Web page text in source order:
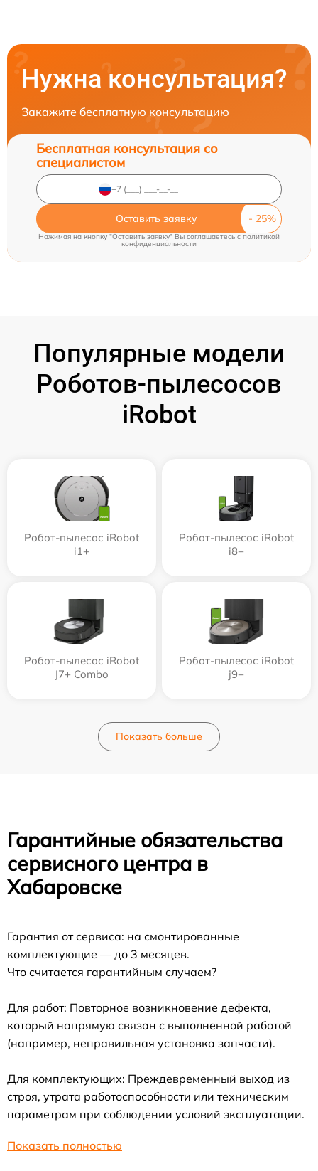
Нужна консультация?
Закажите бесплатную консультацию
Бесплатная консультация со
специалистом
Оставить заявку
Нажимая на кнопку "Оставить заявку" Вы соглашаетесь cполитикой
конфиденциальности
Популярные модели
Роботов-пылесосов
iRobot
Робот-пылесос iRobot
i1+
Робот-пылесос iRobot
i8+
Робот-пылесос iRobot
J7+ Combo
Робот-пылесос iRobot
j9+
Показать больше
Гарантийные обязательства
сервисного центра в
Хабаровске
Гарантия от сервиса: на смонтированные
комплектующие — до 3 месяцев.
Что считается гарантийным случаем?
Для работ: Повторное возникновение дефекта,
который напрямую связан с выполненной работой
(например, неправильная установка запчасти).
Для комплектующих: Преждевременный выход из
строя, утрата работоспособности или техническим
параметрам при соблюдении условий эксплуатации.
Показать полностью